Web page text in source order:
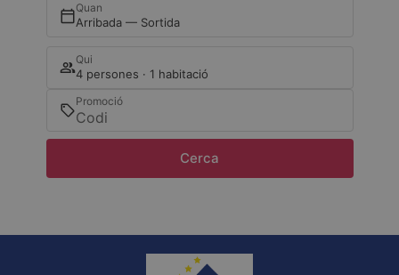
Quan
Arribada — Sortida
Qui
4 persones · 1 habitació
Promoció
Cerca